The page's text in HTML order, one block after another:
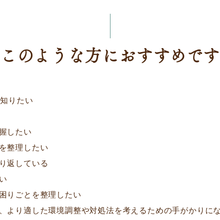
このような方におすすめです
りたい
したい
整理したい
返している
りごとを整理したい
より適した環境調整や対処法を考えるための手がかりに